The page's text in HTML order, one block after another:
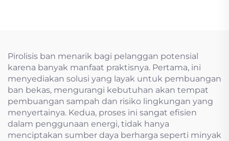
Pirolisis ban menarik bagi pelanggan potensial
karena banyak manfaat praktisnya. Pertama, ini
menyediakan solusi yang layak untuk pembuangan
ban bekas, mengurangi kebutuhan akan tempat
pembuangan sampah dan risiko lingkungan yang
menyertainya. Kedua, proses ini sangat efisien
dalam penggunaan energi, tidak hanya
menciptakan sumber daya berharga seperti minyak